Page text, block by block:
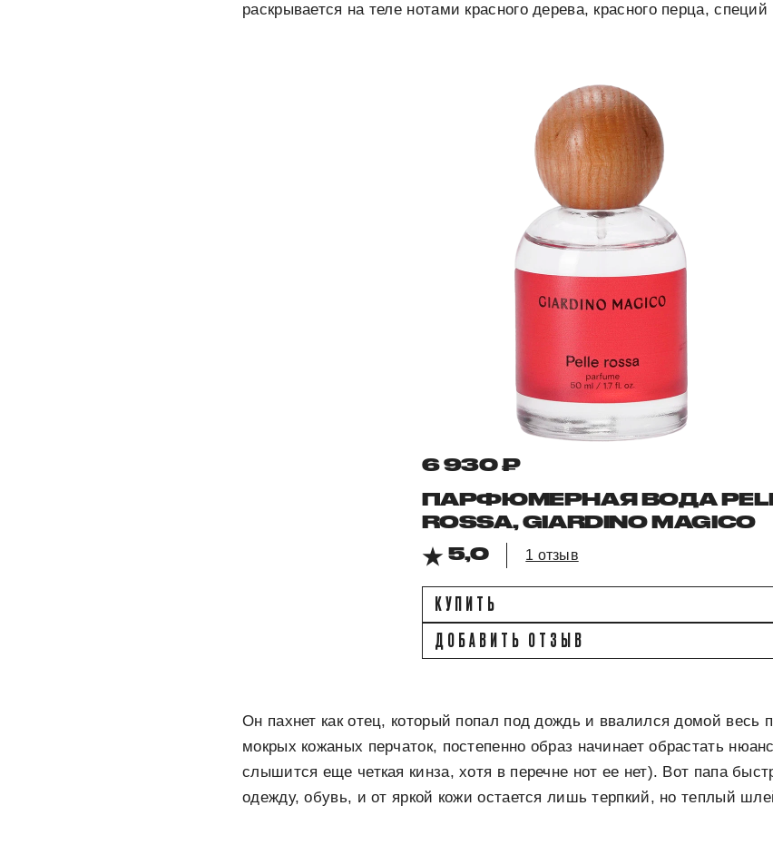
раскрывается на теле нотами красного дерева, красного перца,
6 930 ₽
ПАРФЮМЕРНАЯ ВОДА
ROSSA, GIARDINO MAGICO
5,0
1 отзыв
КУПИТЬ
ДОБАВИТЬ ОТЗЫВ
Он пахнет как отец, который попал под дождь и ввалился домой весь
мокрых кожаных перчаток, постепенно образ начинает обрастать
слышится еще четкая кинза, хотя в перечне нот ее нет). Вот папа
одежду, обувь, и от яркой кожи остается лишь терпкий, но теплый